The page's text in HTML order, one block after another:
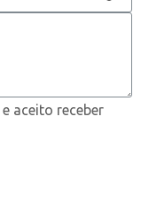
e aceito receber